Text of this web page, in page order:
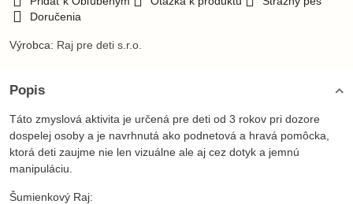
Doručenia
Výrobca: Raj pre deti s.r.o.
Popis
Táto zmyslová aktivita je určená pre deti od 3 rokov pri dozore
dospelej osoby a je navrhnutá ako podnetová a hravá pomôcka,
ktorá deti zaujme nie len vizuálne ale aj cez dotyk a jemnú
manipuláciu.
Šumienkový Raj: